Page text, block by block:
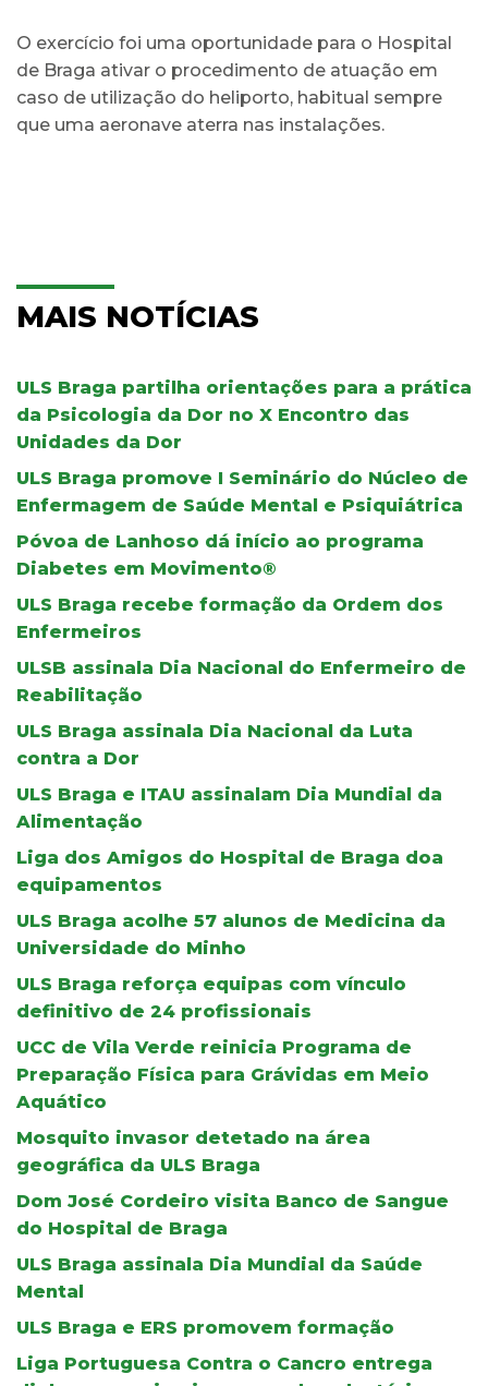
O exercício foi uma oportunidade para o Hospital
de Braga ativar o procedimento de atuação em
caso de utilização do heliporto, habitual sempre
que uma aeronave aterra nas instalações.
MAIS NOTÍCIAS
ULS Braga partilha orientações para a prática
da Psicologia da Dor no X Encontro das
Unidades da Dor
ULS Braga promove I Seminário do Núcleo de
Enfermagem de Saúde Mental e Psiquiátrica
Póvoa de Lanhoso dá início ao programa
Diabetes em Movimento®
ULS Braga recebe formação da Ordem dos
Enfermeiros
ULSB assinala Dia Nacional do Enfermeiro de
Reabilitação
ULS Braga assinala Dia Nacional da Luta
contra a Dor
ULS Braga e ITAU assinalam Dia Mundial da
Alimentação
Liga dos Amigos do Hospital de Braga doa
equipamentos
ULS Braga acolhe 57 alunos de Medicina da
Universidade do Minho
ULS Braga reforça equipas com vínculo
definitivo de 24 profissionais
UCC de Vila Verde reinicia Programa de
Preparação Física para Grávidas em Meio
Aquático
Mosquito invasor detetado na área
geográfica da ULS Braga
Dom José Cordeiro visita Banco de Sangue
do Hospital de Braga
ULS Braga assinala Dia Mundial da Saúde
Mental
ULS Braga e ERS promovem formação
Liga Portuguesa Contra o Cancro entrega